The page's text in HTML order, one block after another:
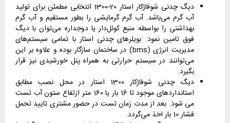
دیگ چدنی شوفاژکار استار 20-1300 انتخابی مطمئن برای تولید
آب گرم می‌باشد. آب گرم گرمایشی را بطور مستقیم و آب گرم
بهداشتی را بواسطه منبع کوئل‌دار یا دوجداره می‌توان با دیگ
فوق تامین نمود. بویلرهای چدنی استار با تمامی سیستم‌های
مدیریت انرژی (bms) در ساختمان سازگار بوده و علاوه بر این
می‌توانند در سیستم حرارتی به همراه پنل خورشیدی نیز قرار
بگیرد.
دیگ چدنی شوفاژکار 1300 استار در محل نصب مطابق
استانداردهای موجود تا 16 بار یا 160 متر ازتفاع ستون آب تست
می شود. بعد از مدت زمان تست در حضور مشتری تایید تحمل
فشار 10 بار اخذ می‌گردد.